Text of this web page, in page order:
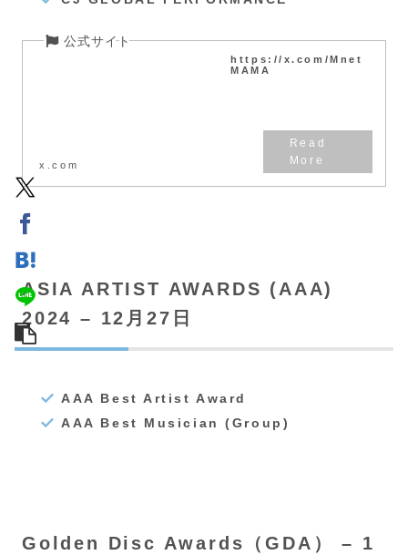
https://x.com/Mnet
MAMA
x.com
ASIA ARTIST AWARDS (AAA)
2024 – 12月27日
AAA Best Artist Award
AAA Best Musician (Group)
Golden Disc Awards（GDA） – 1